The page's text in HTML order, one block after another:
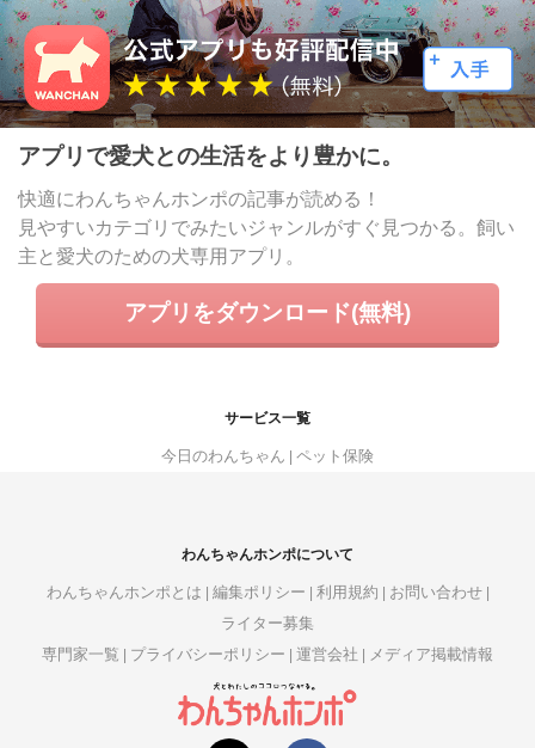
アプリで愛犬との生活をより豊かに。
快適にわんちゃんホンポの記事が読める！
見やすいカテゴリでみたいジャンルがすぐ見つかる。飼い
主と愛犬のための犬専用アプリ。
アプリをダウンロード(無料)
サービス一覧
今日のわんちゃん ペット保険
わんちゃんホンポについて
わんちゃんホンポとは 編集ポリシー 利用規約
お問い合わせ
ライター募集
専門家一覧
プライバシーポリシー 運営会社 メディア掲載情報